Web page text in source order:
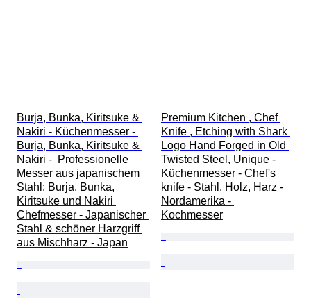
Burja, Bunka, Kiritsuke &
Nakiri - Küchenmesser -
Burja, Bunka, Kiritsuke &
Nakiri -  Professionelle
Messer aus japanischem
Stahl: Burja, Bunka,
Kiritsuke und Nakiri
Chefmesser - Japanischer
Stahl & schöner Harzgriff
aus Mischharz - Japan
Premium Kitchen , Chef
Knife , Etching with Shark
Logo Hand Forged in Old
Twisted Steel, Unique -
Küchenmesser - Chef's
knife - Stahl, Holz, Harz -
Nordamerika -
Kochmesser